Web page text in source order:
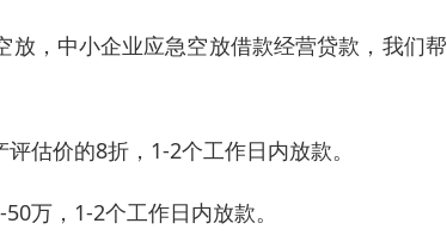
，中小企业应急空放借款经营贷款，我们
估价的8折，1-2个工作日内放款。
万，1-2个工作日内放款。